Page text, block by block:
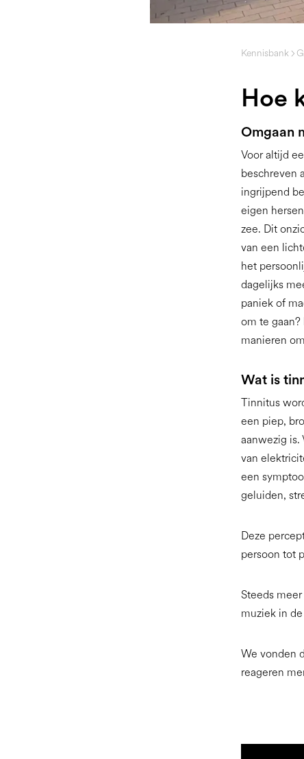
Kennisbank
Hoe
Omgaan
Voor altijd
beschreven
ingrijpend
eigen
zee. Dit
van een
het
dagelijks
paniek of
om te
manieren
Wat is
Tinnitus
een piep,
aanwezig is.
van
een
geluiden,
Deze
persoon tot
Steeds
muziek in
We vonden
reageren